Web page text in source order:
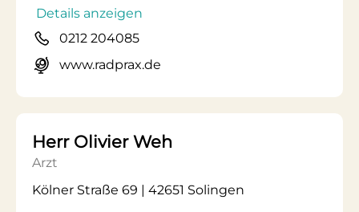
Details anzeigen
0212 204085
www.radprax.de
Herr Olivier Weh
Arzt
Kölner Straße 69 | 42651 Solingen